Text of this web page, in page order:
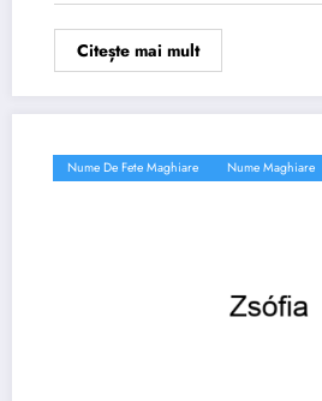
Citește mai mult
Nume De Fete Maghiare Nume Maghiare